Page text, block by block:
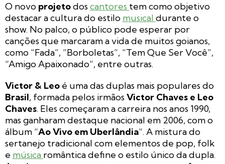
O novo projetodoscantores tem como objetivo
destacar a cultura do estilo musical durante o
show. No palco, o público pode esperar por
canções que marcaram a vida de muitos goianos,
como “Fada”, “Borboletas”, “Tem Que Ser Você”,
“Amigo Apaixonado”, entre outras.
Victor & Leo é uma das duplas mais populares do
Brasil, formada pelos irmãosVictor Chaves e Leo
Chaves. Eles começaram a carreira nos anos 1990,
mas ganharam destaque nacional em 2006, com o
álbum “Ao Vivo em Uberlândia“. A mistura do
sertanejo tradicional com elementos de pop, folk
e música romântica define o estilo único da dupla.